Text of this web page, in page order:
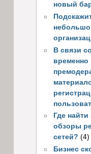
новый
В связи
временно
Где
обзоры
сетей? (4)
Бизнес